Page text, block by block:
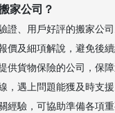
家公司？
證、用戶好評的搬家公司
及細項解說，避免後續
供貨物保險的公司，保障
，遇上問題能獲及時支援
驗，可協助準備各項重